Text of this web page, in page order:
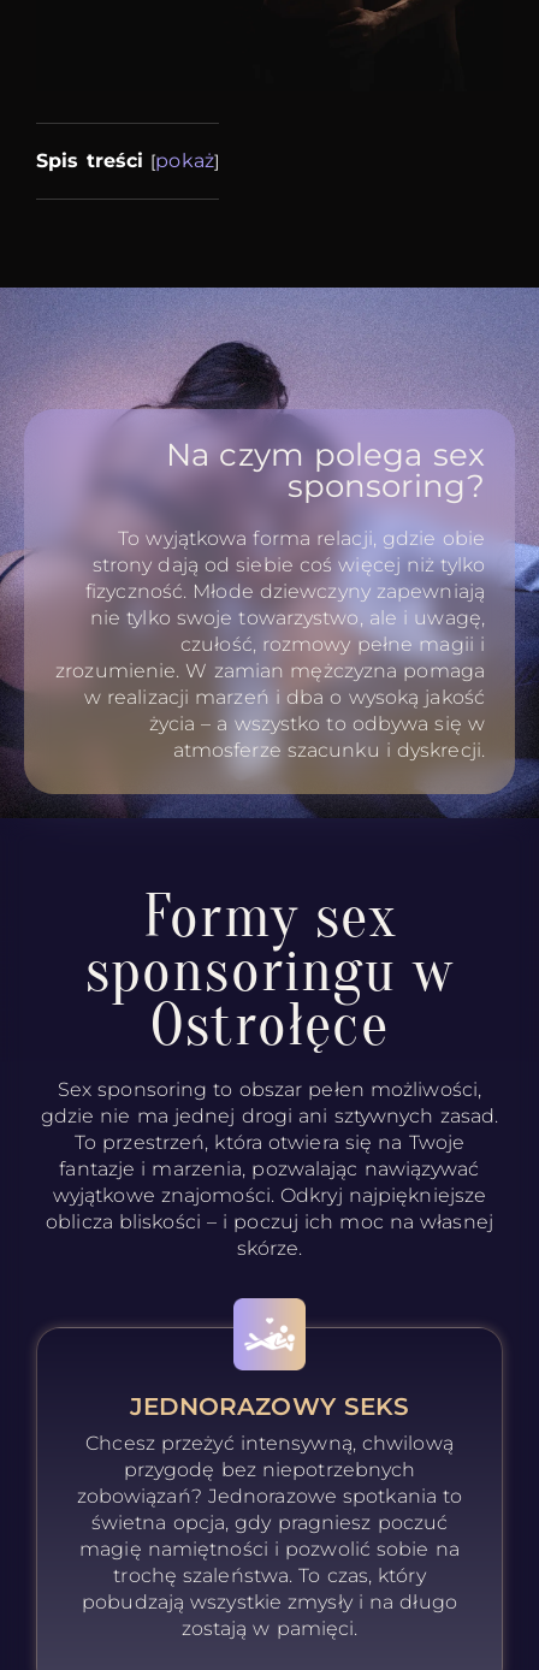
Spis treści [pokaż]
Na czym polega sex
sponsoring?
To wyjątkowa forma relacji, gdzie obie
strony dają od siebie coś więcej niż tylko
fizyczność. Młode dziewczyny zapewniają
nie tylko swoje towarzystwo, ale i uwagę,
czułość, rozmowy pełne magii i
zrozumienie. W zamian mężczyzna pomaga
w realizacji marzeń i dba o wysoką jakość
życia – a wszystko to odbywa się w
atmosferze szacunku i dyskrecji.
Formy sex
sponsoringu w
Ostrołęce
Sex sponsoring to obszar pełen możliwości,
gdzie nie ma jednej drogi ani sztywnych zasad.
To przestrzeń, która otwiera się na Twoje
fantazje i marzenia, pozwalając nawiązywać
wyjątkowe znajomości. Odkryj najpiękniejsze
oblicza bliskości – i poczuj ich moc na własnej
skórze.
JEDNORAZOWY SEKS
Chcesz przeżyć intensywną, chwilową
przygodę bez niepotrzebnych
zobowiązań? Jednorazowe spotkania to
świetna opcja, gdy pragniesz poczuć
magię namiętności i pozwolić sobie na
trochę szaleństwa. To czas, który
pobudzają wszystkie zmysły i na długo
zostają w pamięci.